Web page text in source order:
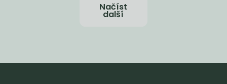
Načíst
další